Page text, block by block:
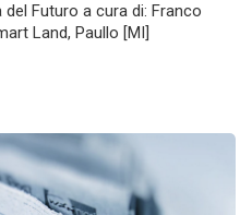
Futuro a cura di: Franco
Land, Paullo [MI]